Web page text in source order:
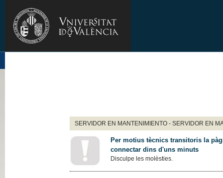
SERVIDOR EN MANTENIMIENTO - SERVIDOR EN
Per motius tècnics transitoris la
connectar dins d'uns minuts
Disculpe les molèsties.